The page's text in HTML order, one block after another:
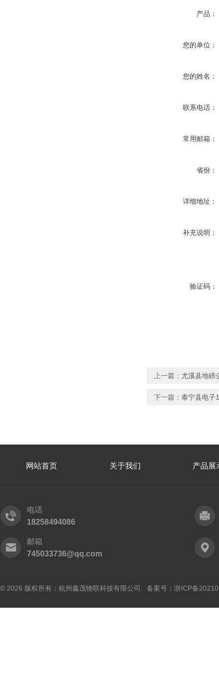
产品：
您的单位：
您的姓名：
联系电话：
常用邮箱：
省份：
详细地址：
补充说明：
验证码：
上一篇： 尤溪县地磅
下一篇： 泰宁县电子
网站首页 关于我们 产品展
电话
18258494086
邮箱
745033736@qq.com
© 2026 版权所有：杭州鑫茂物联科技有限公司 备案号： 浙ICP备